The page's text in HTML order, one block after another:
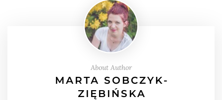
About Author
MARTA SOBCZYK-
ZIĘBIŃSKA